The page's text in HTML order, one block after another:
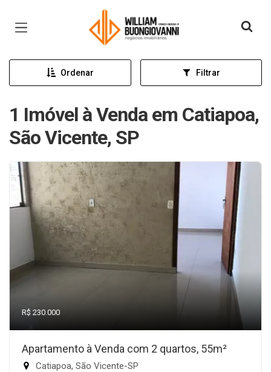
Página inicial
Ordenar Filtrar
1 Imóvel à Venda em Catiapoa,
São Vicente, SP
R$ 230.000
Apartamento à Venda com 2 quartos, 55m²
Catiapoa, São Vicente-SP